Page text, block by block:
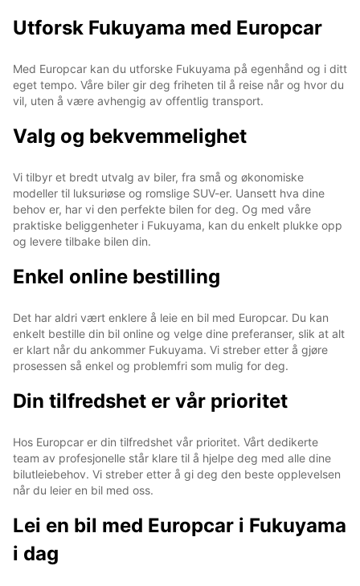
Utforsk Fukuyama med Europcar
Med Europcar kan du utforske Fukuyama på egenhånd og i ditt
eget tempo. Våre biler gir deg friheten til å reise når og hvor du
vil, uten å være avhengig av offentlig transport.
Valg og bekvemmelighet
Vi tilbyr et bredt utvalg av biler, fra små og økonomiske
modeller til luksuriøse og romslige SUV-er. Uansett hva dine
behov er, har vi den perfekte bilen for deg. Og med våre
praktiske beliggenheter i Fukuyama, kan du enkelt plukke opp
og levere tilbake bilen din.
Enkel online bestilling
Det har aldri vært enklere å leie en bil med Europcar. Du kan
enkelt bestille din bil online og velge dine preferanser, slik at alt
er klart når du ankommer Fukuyama. Vi streber etter å gjøre
prosessen så enkel og problemfri som mulig for deg.
Din tilfredshet er vår prioritet
Hos Europcar er din tilfredshet vår prioritet. Vårt dedikerte
team av profesjonelle står klare til å hjelpe deg med alle dine
bilutleiebehov. Vi streber etter å gi deg den beste opplevelsen
når du leier en bil med oss.
Lei en bil med Europcar i Fukuyama
i dag